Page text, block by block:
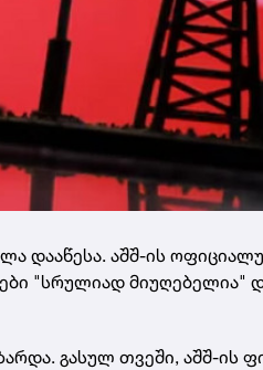
დააწესა. აშშ-ის
"სრულიად მიუღებელია"
გასულ თვეში, აშშ-ის